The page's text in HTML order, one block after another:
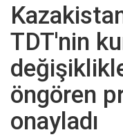
TDT'nin
öngören
onayladı